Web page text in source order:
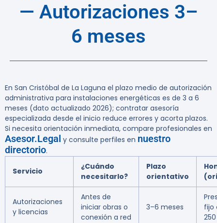
— Autorizaciones 3–
6 meses
En San Cristóbal de La Laguna el plazo medio de autorización
administrativa para instalaciones energéticas es de 3 a 6
meses (dato actualizado 2026); contratar asesoría
especializada desde el inicio reduce errores y acorta plazos.
Si necesita orientación inmediata, compare profesionales en
Asesor.Legal y consulte perfiles en nuestro
directorio.
Servicio
¿Cuándo
necesitarlo?
Plazo
orientativo
Autorizaciones
y licencias
Antes de
iniciar obras o
conexión a red
3–6 meses
fijo